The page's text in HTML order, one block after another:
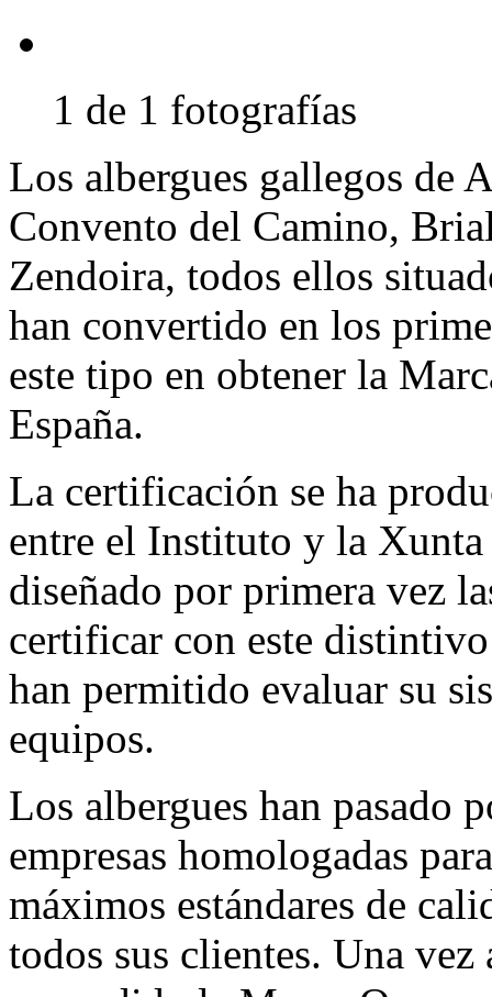
1 de 1 fotografías
Los albergues gallegos de
Convento del Camino,
Zendoira, todos ellos
han convertido en los
este tipo en obtener la
España.
La certificación se ha
entre el Instituto y la
diseñado por primera vez
certificar con este
han permitido evaluar su
equipos.
Los albergues han pasado
empresas homologadas
máximos estándares de
todos sus clientes. Una